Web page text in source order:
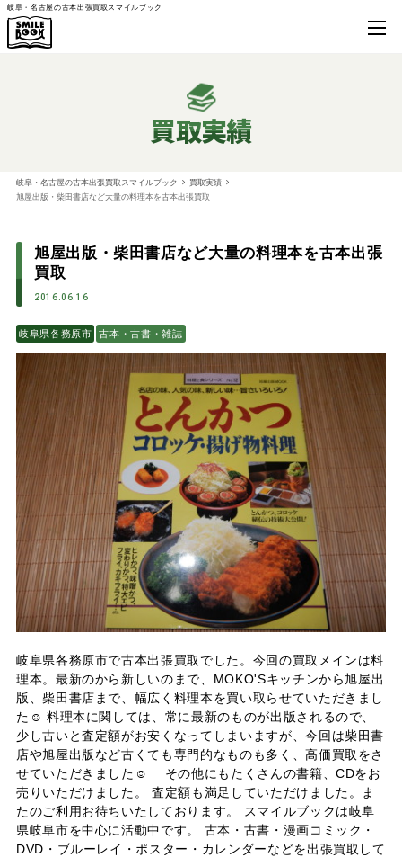
岐阜・名古屋の古本出張買取スマイルブック
買取実績
岐阜・名古屋の古本出張買取スマイルブック
買取実績
旭屋出版・柴田書店など大量の料理本を古本出張買取
旭屋出版・柴田書店など大量の料理本を古本出張
買取
2016.06.16
岐阜県各務原市 古本・古書・雑誌
岐阜県各務原市で古本出張買取でした。今回の買取メインは料
理本。最新のから新しいのまで、MOKO'Sキッチンから旭屋出
版、柴田書店まで、幅広く料理本を買い取らせていただきまし
た☺ 料理本に関しては、常に最新のものが出版されるので、
少し古いと査定額がお安くなってしまいますが、今回は柴田書
店や旭屋出版など古くても専門的なものも多く、高価買取をさ
せていただきました☺ その他にもたくさんの書籍、CDをお
売りいただけました。 査定額も満足していただけました。ま
たのご利用お待ちいたしております。 スマイルブックは岐阜
県岐阜市を中心に活動中です。 古本・古書・漫画コミック・
DVD・ブルーレイ・ポスター・カレンダーなどを出張買取して